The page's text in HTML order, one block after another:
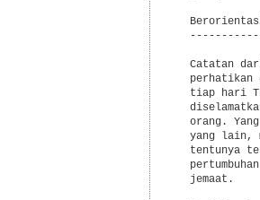
Catatan
perhatikan
tiap hari
orang.
yang lain,
tentunya
  jemaat.